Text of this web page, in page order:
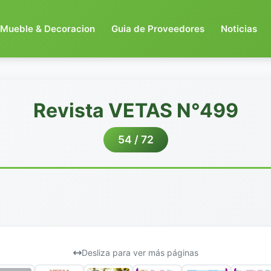
Mueble & Decoracion Guia de Proveedores Noticias
Revista VETAS N°499
54 / 72
Desliza para ver más páginas